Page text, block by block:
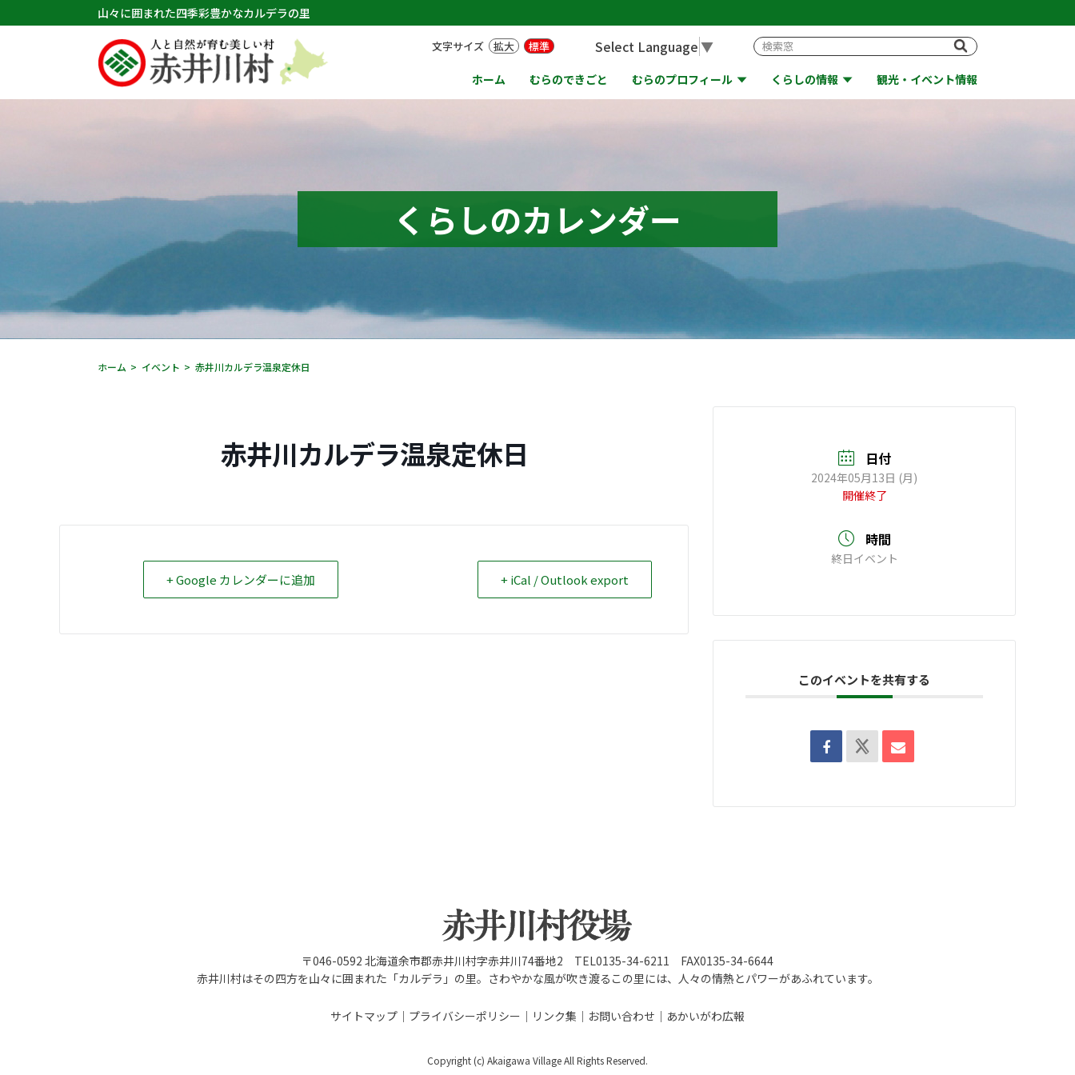
山々に囲まれた四季彩豊かなカルデラの里
ホーム むらのできごと むらのプロフィール くらしの情報 観光・イベント情報
文字サイズ 拡大 標準 Select Language▼
くらしのカレンダー
ホーム イベント 赤井川カルデラ温泉定休日
赤井川カルデラ温泉定休日
+ Google カレンダーに追加 + iCal / Outlook export
日付
2024年05月13日 (月)
開催終了
時間
終日イベント
このイベントを共有する
〒046-0592 北海道余市郡赤井川村字赤井川74番地2 TEL0135-34-6211 FAX0135-34-6644
赤井川村はその四方を山々に囲まれた「カルデラ」の里。さわやかな風が吹き渡るこの里には、人々の情熱とパワーがあふれています。
サイトマップ プライバシーポリシー リンク集 お問い合わせ あかいがわ広報
Copyright (c) Akaigawa Village All Rights Reserved.